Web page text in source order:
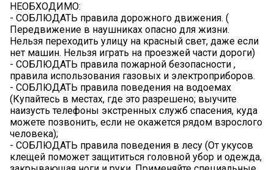
НЕОБХОДИМО:
- СОБЛЮДАТЬ правила дорожного движения. (
Передвижение в наушниках опасно для жизни.
Нельзя переходить улицу на красный свет, даже если
нет машин. Нельзя играть на проезжей части дороги)
- СОБЛЮДАТЬ правила пожарной безопасности ,
правила использования газовых и электроприборов.
- СОБЛЮДАТЬ правила поведения на водоемах
(Купайтесь в местах, где это разрешено; выучите
наизусть телефоны экстренных служб спасения, куда
можете позвонить, если не окажется рядом взрослого
человека);
- СОБЛЮДАТЬ правила поведения в лесу (От укусов
клещей поможет защититься головной убор и одежда,